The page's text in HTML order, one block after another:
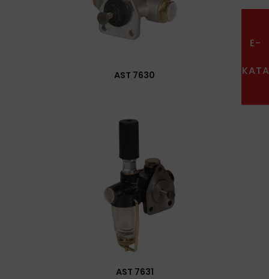
AST 7630
AST 7631
E-